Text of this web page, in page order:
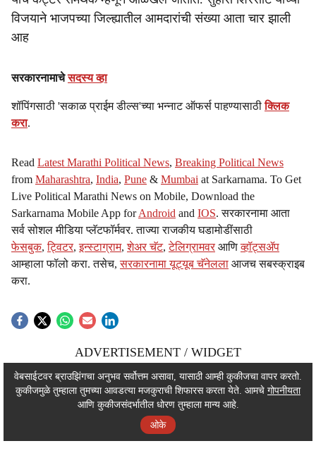
विजयाने भाजपच्या जिल्ह्यातील आमदारांची संख्या आता चार झाली
आह
सरकारनामाचेसदस्य व्हा
शॉपिंगसाठी 'सकाळ प्राईम डील्स'च्या भन्नाट ऑफर्स पाहण्यासाठीक्लिक
करा.
Read Latest Marathi Political News, Breaking Political News
from Maharashtra, India, Pune & Mumbai at Sarkarnama. To Get
Live Political Marathi News on Mobile, Download the
Sarkarnama Mobile App forAndroid and IOS. सरकारनामा आता
सर्व सोशल मीडिया प्लॅटफॉर्मवर. ताज्या राजकीय घडामोडींसाठी
फेसबुक,ट्विटर,इन्स्टाग्राम,शेअर चॅट,टेलिग्रामवर आणिव्हॉट्सॲप
आम्हाला फॉलो करा. तसेच,सरकारनामा यूट्यूब चॅनेलला आजच सबस्क्राइब
करा.
ADVERTISEMENT / WIDGET
ADVERTISEMENT / WIDGET
ADVERTISEMENT / WIDGET
वेबसाईटवर ब्राउझिंगचा अनुभव सर्वोत्तम असावा, यासाठी आम्ही कुकीजचा वापर करतो.
कुकीजमुळे तुम्हाला तुमच्या आवडत्या मजकुराची शिफारस करता येते. आमचे गोपनीयता
आणि कुकीजसंदर्भातील धोरण तुम्हाला मान्य आहे.
ओके